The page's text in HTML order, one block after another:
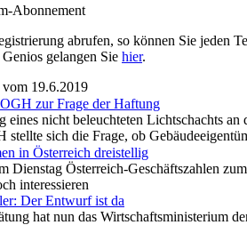
Abonnement
abrufen, so können Sie jeden
gelangen Sie hier.
19.6.2019
zur Frage der Haftung
eines nicht beleuchteten Lichtschachts
stellte sich die Frage, ob
in Österreich dreistellig
Dienstag Österreich-Geschäftszahlen
interessieren
Der Entwurf ist da
hat nun das Wirtschaftsministerium